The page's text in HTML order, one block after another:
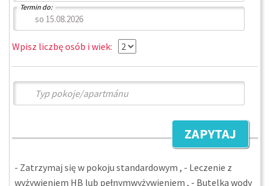
Termin do:
Wpisz liczbę osób i wiek:
ZAPYTAJ
- Zatrzymaj się w pokoju standardowym , - Leczenie z
wyżywieniem HB lub pełnymwyżywieniem , - Butelka wody